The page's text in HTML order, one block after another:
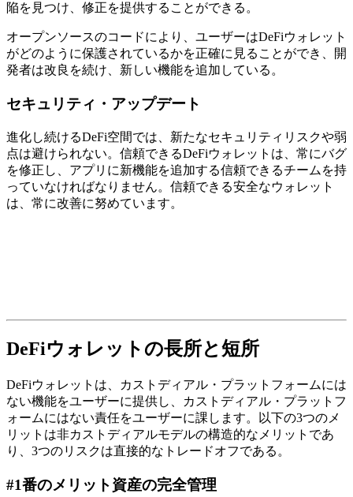
陥を見つけ、修正を提供することができる。
オープンソースのコードにより、ユーザーはDeFiウォレット
がどのように保護されているかを正確に見ることができ、開
発者は改良を続け、新しい機能を追加している。
セキュリティ・アップデート
進化し続けるDeFi空間では、新たなセキュリティリスクや弱
点は避けられない。信頼できるDeFiウォレットは、常にバグ
を修正し、アプリに新機能を追加する信頼できるチームを持
っていなければなりません。信頼できる安全なウォレット
は、常に改善に努めています。
DeFiウォレットの長所と短所
DeFiウォレットは、カストディアル・プラットフォームには
ない機能をユーザーに提供し、カストディアル・プラットフ
ォームにはない責任をユーザーに課します。以下の3つのメ
リットは非カストディアルモデルの構造的なメリットであ
り、3つのリスクは直接的なトレードオフである。
#1番のメリット資産の完全管理